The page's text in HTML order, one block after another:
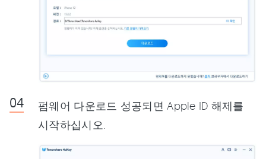
펌웨어 다운로드 성공되면 Apple ID 해제를
시작하십시오.